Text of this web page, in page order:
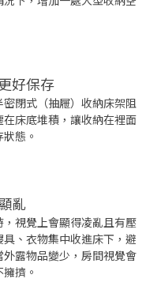
好保存
閉式（抽屜）收納床架阻
床底堆積，讓收納在裡面
態。
亂
視覺上會顯得凌亂且有壓
、衣物集中收進床下，避
露物品變少，房間視覺會
擠。